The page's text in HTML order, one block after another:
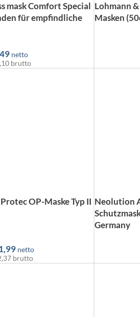
mask Comfort Special
für empfindliche
netto
brutto
Lohmann
Masken
OP-Maske Typ II
netto
brutto
Neolution
Germany